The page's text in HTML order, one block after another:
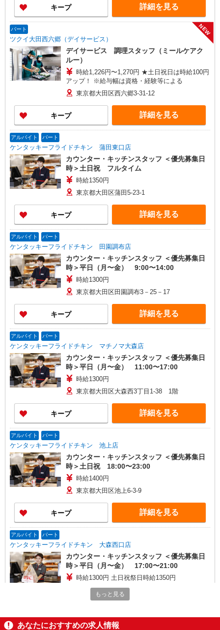
キープ 詳細を見る
パート
ツクイ大田西六郷（デイサービス）
NEW
デイサービス 調理スタッフ（ミールケアク
ルー）
時給1,226円〜1,270円 ★土日祝日は時給100円
アップ！ ※給与幅は資格・経験等による
東京都大田区西六郷3-31-12
キープ 詳細を見る
アルバイト パート
ケンタッキーフライドチキン 蒲田東口店
カウンター・キッチンスタッフ ＜優先募集日
時＞土日祝 フルタイム
時給1350円
東京都大田区蒲田5-23-1
キープ 詳細を見る
アルバイト パート
ケンタッキーフライドチキン 田園調布店
カウンター・キッチンスタッフ ＜優先募集日
時＞平日（月〜金） 9:00〜14:00
時給1300円
東京都大田区田園調布3－25－17
キープ 詳細を見る
アルバイト パート
ケンタッキーフライドチキン マチノマ大森店
カウンター・キッチンスタッフ ＜優先募集日
時＞平日（月〜金） 11:00〜17:00
時給1300円
東京都大田区大森西3丁目1-38 1階
キープ 詳細を見る
アルバイト パート
ケンタッキーフライドチキン 池上店
カウンター・キッチンスタッフ ＜優先募集日
時＞土日祝 18:00〜23:00
時給1400円
東京都大田区池上6-3-9
キープ 詳細を見る
アルバイト パート
ケンタッキーフライドチキン 大森西口店
カウンター・キッチンスタッフ ＜優先募集日
時＞平日（月〜金） 17:00〜21:00
時給1300円 土日祝祭日時給1350円
東京都大田区山王2-2-12
もっと見る
あなたにおすすめの求人情報